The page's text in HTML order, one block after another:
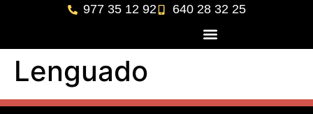
977 35 12 92 640 28 32 25
Lenguado